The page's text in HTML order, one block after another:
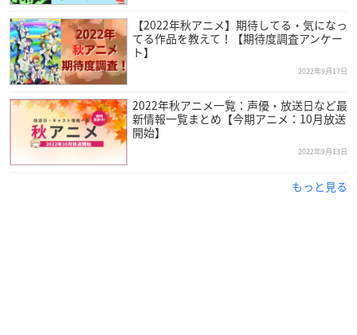
チーフメカアニメーター：久壽米木信弥／鈴木勘太／前田清明
副監督：安藤良
設定考証：白土晴一
SF考証：高島雄哉
メカニカルコーディネーター：関西リョウジ
設定協力：HISADAKE
プロップデザイン：絵を描くPETER／えすてぃお
コンセプトアート：林絢雯
テクニカルディレクター：宮原洋平
【2022年秋アニメ】期待してる・気になっ
てる作品を教えて！【期待度調査アンケー
ト】
2022年9月17日
2022年秋アニメ一覧：声優・放送日など最
新情報一覧まとめ【今期アニメ：10月放送
開始】
2022年9月13日
もっと見る